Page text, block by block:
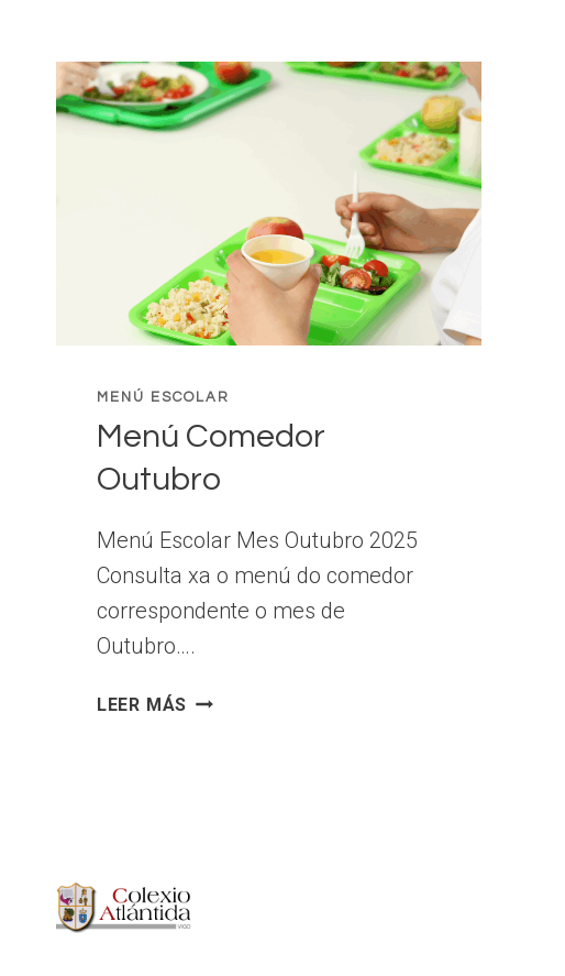
MENÚ ESCOLAR
Menú Comedor
Outubro
Menú Escolar Mes Outubro 2025
Consulta xa o menú do comedor
correspondente o mes de
Outubro….
LEER MÁS MENÚ